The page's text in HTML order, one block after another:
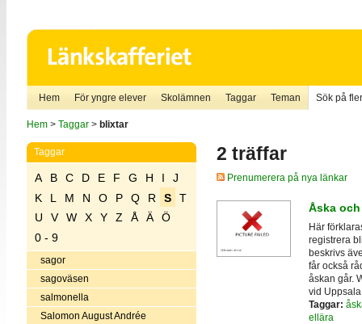
Hem För yngre elever Skolämnen Taggar Teman Sök på
Hem> Taggar> blixtar
Taggar
A B C D E F G H I
J
K
L M N O P Q R S
T
U
V W X Y Z Å Ä
Ö
0 - 9
sagor
sagoväsen
salmonella
Salomon August Andrée
2 träffar
Prenumerera på nya länkar
Åska
Här
registrera
beskrivs
får också
åskan går.
vid
Taggar:
ellära